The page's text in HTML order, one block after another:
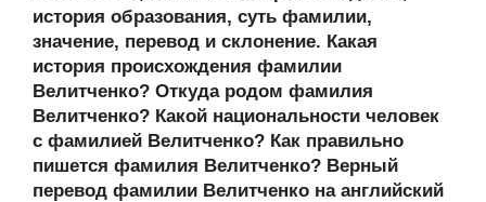
kl
a
ss
ni
ki
b
o
o
k
er o
ur
n
al
s
A
p
p
gr
a
m
а
в
и
ть
история образования, суть фамилии,
значение, перевод и склонение. Какая
история происхождения фамилии
Велитченко? Откуда родом фамилия
Велитченко? Какой национальности человек
с фамилией Велитченко? Как правильно
пишется фамилия Велитченко? Верный
перевод фамилии Велитченко на английский